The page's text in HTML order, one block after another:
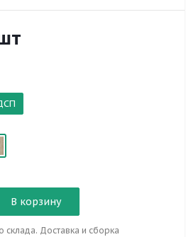
В корзину
Доставка и сборка